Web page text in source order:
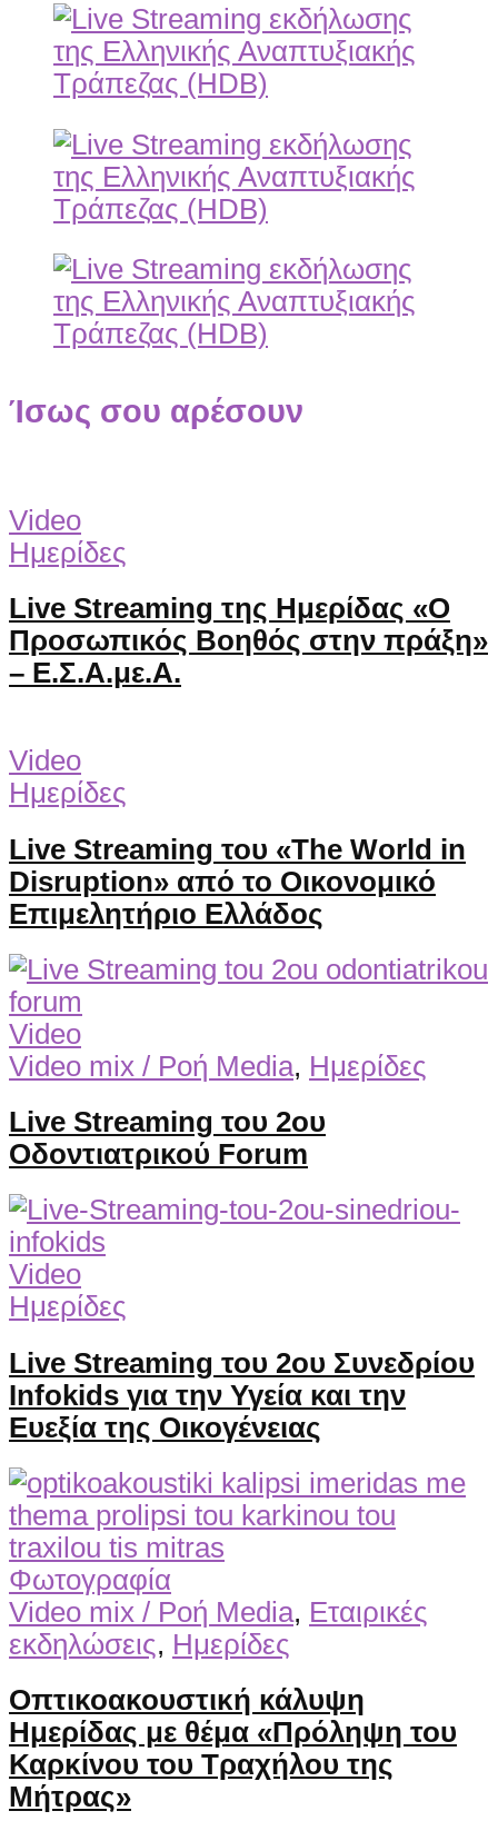
Ίσως σου αρέσουν
Video
Ημερίδες
Live Streaming της Ημερίδας «Ο
Προσωπικός Βοηθός στην πράξη»
– Ε.Σ.Α.με.Α.
Video
Ημερίδες
Live Streaming του «The World in
Disruption» από το Οικονομικό
Επιμελητήριο Ελλάδος
Video
Video mix / Ροή Media, Ημερίδες
Live Streaming του 2ου
Οδοντιατρικού Forum
Video
Ημερίδες
Live Streaming του 2ου Συνεδρίου
Infokids για την Υγεία και την
Ευεξία της Οικογένειας
Φωτογραφία
Video mix / Ροή Media, Εταιρικές
εκδηλώσεις, Ημερίδες
Οπτικοακουστική κάλυψη
Ημερίδας με θέμα «Πρόληψη του
Καρκίνου του Τραχήλου της
Μήτρας»